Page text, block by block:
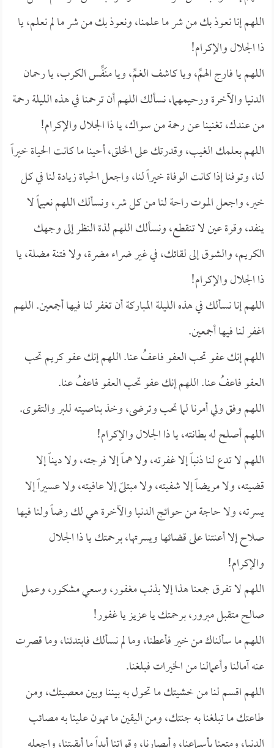
اللهم إنا نعوذ بك من شر ما علمنا، ونعوذ بك من شر ما لم نعلم، يا
ذا الجلال والإكرام!
اللهم يا فارج الهمِّ، ويا كاشف الغمِّ، ويا منَفِّس الكرب، يا رحمان
الدنيا والآخرة ورحيمهما، نسألك اللهم أن ترحمنا في هذه الليلة رحمة
من عندك، تغنينا عن رحمة من سواك، يا ذا الجلال والإكرام!
اللهم بعلمك الغيب، وقدرتك على الخلق، أحينا ما كانت الحياة خيراً
لنا، وتوفنا إذا كانت الوفاة خيراً لنا، واجعل الحياة زيادة لنا في كل
خير، واجعل الموت راحة لنا من كل شر، ونسألك اللهم نعيماً لا
ينفد، وقرة عين لا تنقطع، ونسألك اللهم لذة النظر إلى وجهك
الكريم، والشوق إلى لقائك، في غير ضراء مضرة، ولا فتنة مضلة، يا
ذا الجلال والإكرام!
اللهم إنا نسألك في هذه الليلة المباركة أن تغفر لنا فيها أجمعين. اللهم
اغفر لنا فيها أجمعين.
اللهم إنك عفو تحب العفو فاعفُ عنا. اللهم إنك عفو كريم تحب
العفو فاعفُ عنا. اللهم إنك عفو تحب العفو فاعفُ عنا.
اللهم وفق ولي أمرنا لما تحب وترضى، وخذ بناصيته للبر والتقوى.
اللهم أصلح له بطانته، يا ذا الجلال والإكرام!
اللهم لا تدع لنا ذنباً إلا غفرته، ولا هماً إلا فرجته، ولا ديناً إلا
قضيته، ولا مريضاً إلا شفيته، ولا مبتلىً إلا عافيته، ولا عسيراً إلا
يسرته، ولا حاجة من حوائج الدنيا والآخرة هي لك رضاً ولنا فيها
صلاح إلا أعنتنا على قضائها ويسرتها، برحمتك يا ذا الجلال
والإكرام!
اللهم لا تفرق جمعنا هذا إلا بذنب مغفور، وسعي مشكور، وعمل
صالح متقبل مبرور، برحمتك يا عزيز يا غفور!
اللهم ما سألناك من خير فأعطنا، وما لم نسألك فابتدئنا، وما قصرت
عنه آمالنا وأعمالنا من الخيرات فبلغنا.
اللهم اقسم لنا من خشيتك ما تحول به بيننا وبين معصيتك، ومن
طاعتك ما تبلغنا به جنتك، ومن اليقين ما تهون علينا به مصائب